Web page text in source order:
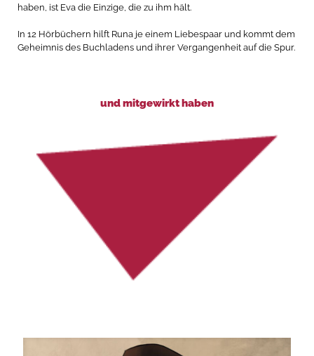
haben, ist Eva die Einzige, die zu ihm hält.
In 12 Hörbüchern hilft Runa je einem Liebespaar und kommt dem
Geheimnis des Buchladens und ihrer Vergangenheit auf die Spur.
und mitgewirkt haben